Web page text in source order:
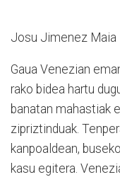
Josu Jimenez Maia
Gaua Venezian
rako bidea hartu
banatan mahastiak
zipriztinduak.
kanpoaldean,
kasu egitera.